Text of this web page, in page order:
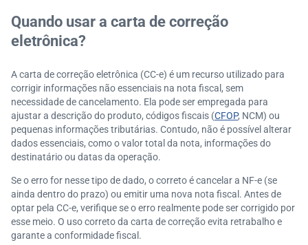
Quando usar a carta de correção
eletrônica?
A carta de correção eletrônica (CC-e) é um recurso utilizado para
corrigir informações não essenciais na nota fiscal, sem
necessidade de cancelamento. Ela pode ser empregada para
ajustar a descrição do produto, códigos fiscais (CFOP, NCM) ou
pequenas informações tributárias. Contudo, não é possível alterar
dados essenciais, como o valor total da nota, informações do
destinatário ou datas da operação.
Se o erro for nesse tipo de dado, o correto é cancelar a NF-e (se
ainda dentro do prazo) ou emitir uma nova nota fiscal. Antes de
optar pela CC-e, verifique se o erro realmente pode ser corrigido por
esse meio. O uso correto da carta de correção evita retrabalho e
garante a conformidade fiscal.